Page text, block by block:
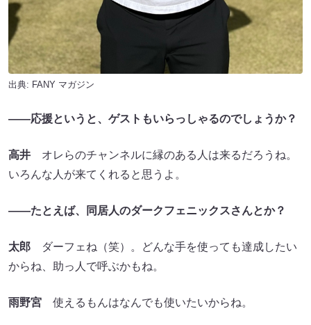
出典: FANY マガジン
――応援というと、ゲストもいらっしゃるのでしょうか？
高井 オレらのチャンネルに縁のある人は来るだろうね。
いろんな人が来てくれると思うよ。
――たとえば、同居人のダークフェニックスさんとか？
太郎 ダーフェね（笑）。どんな手を使っても達成したい
からね、助っ人で呼ぶかもね。
雨野宮 使えるもんはなんでも使いたいからね。